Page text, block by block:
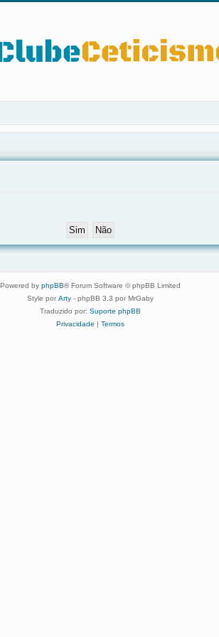
Powered by phpBB® Forum Software © phpBB Limited
Style por Arty - phpBB 3.3 por MrGaby
Traduzido por: Suporte phpBB
Privacidade
Termos